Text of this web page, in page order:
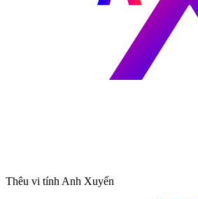
Thêu vi tính Anh Xuyến